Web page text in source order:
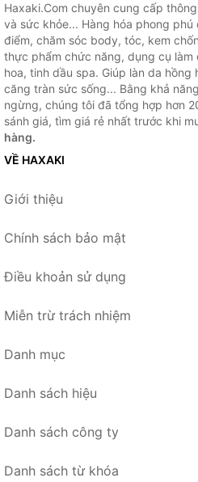
Haxaki.Com chuyên cung cấp
và sức khỏe... Hàng hóa phong
điểm, chăm sóc body, tóc, kem
thực phẩm chức năng, dụng cụ
hoa, tinh dầu spa. Giúp làn da hồng
căng tràn sức sống... Bằng khả
ngừng, chúng tôi đã tổng hợp hơn
sánh giá, tìm giá rẻ nhất trước khi
hàng.
VỀ HAXAKI
Giới thiệu
Chính sách bảo mật
Điều khoản sử dụng
Miễn trừ trách nhiệm
Danh mục
Danh sách hiệu
Danh sách công ty
Danh sách từ khóa